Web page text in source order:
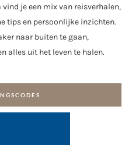
je een mix van reisverhalen,
tips en persoonlijke inzichten.
naar buiten te gaan,
alles uit het leven te halen.